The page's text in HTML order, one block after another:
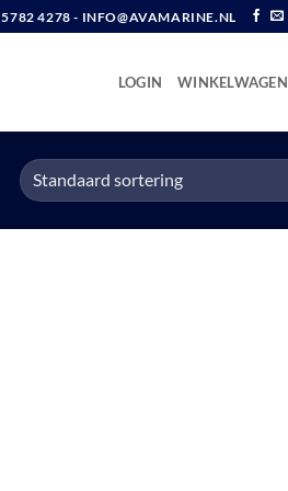
5782 4278 - INFO@AVAMARINE.NL
LOGIN WINKELWAGEN